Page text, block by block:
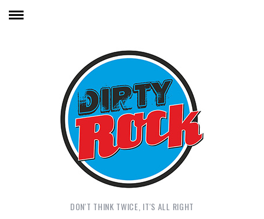
DON'T THINK TWICE, IT'S ALL RIGHT